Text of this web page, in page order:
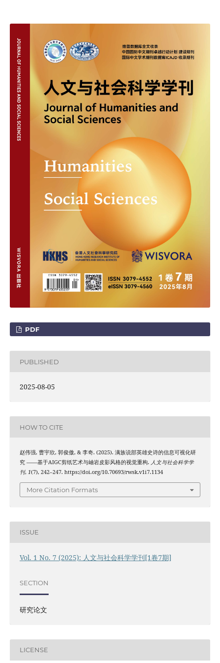
PDF
PUBLISHED
2025-08-05
HOW TO CITE
赵伟强, 曹宇欣, 郭俊傲, & 李奇. (2025). 满族说部英雄史诗的信息可视化研
究 ——基于AIGC剪纸艺术与岫岩皮影风格的视觉重构. 人文与社会科学学
刊, 1(7), 242–247. https://doi.org/10.70693/rwsk.v1i7.1134
More Citation Formats
ISSUE
Vol. 1 No. 7 (2025): 人文与社会科学学刊[1卷7期]
SECTION
研究论文
LICENSE